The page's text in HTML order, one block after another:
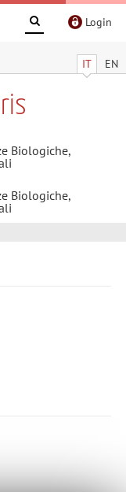
Login
IT EN
Biologiche,
Biologiche,